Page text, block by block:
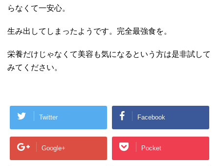
らなくて一安心。
生み出してしまったようです。完全最強食を。
栄養だけじゃなくて美容も気になるという方は是非試して
みてください。
Twitter Facebook
Google+ Pocket